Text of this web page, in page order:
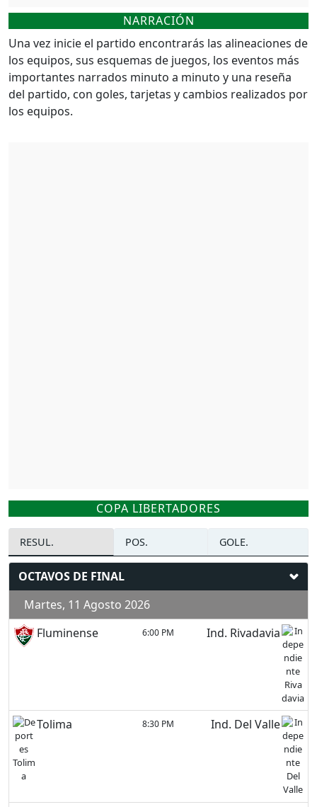
NARRACIÓN
Una vez inicie el partido encontrarás las alineaciones de
los equipos, sus esquemas de juegos, los eventos más
importantes narrados minuto a minuto y una reseña
del partido, con goles, tarjetas y cambios realizados por
los equipos.
COPA LIBERTADORES
RESUL. POS. GOLE.
OCTAVOS DE FINAL
Martes, 11 Agosto 2026
Fluminense
6:00 PM Ind. Rivadavia
Tolima 8:30 PM Ind. Del Valle